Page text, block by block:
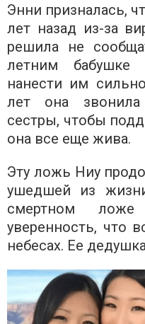
Энни призналась,
лет назад из-за
решила не
летним бабушке
нанести им
лет она
сестры, чтобы
она все еще жива.
Эту ложь Ниу
ушедшей из
смертном ложе
уверенность, что
небесах. Ее